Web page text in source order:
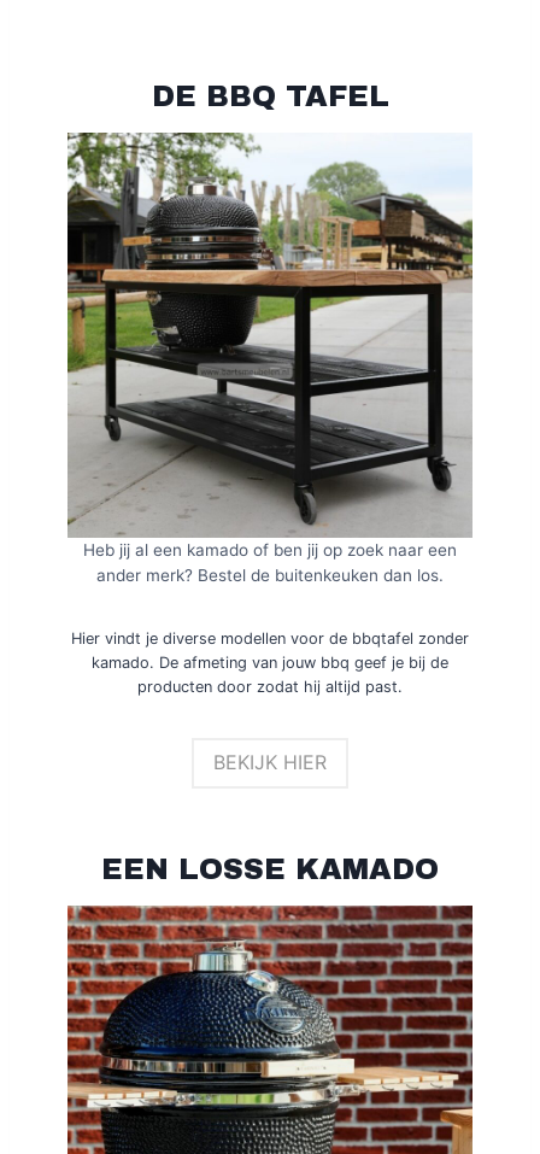
DE BBQ TAFEL
Heb jij al een kamado of ben jij op zoek naar een
ander merk? Bestel de buitenkeuken dan los.
Hier vindt je diverse modellen voor de bbqtafel zonder
kamado. De afmeting van jouw bbq geef je bij de
producten door zodat hij altijd past.
BEKIJK HIER
EEN LOSSE KAMADO